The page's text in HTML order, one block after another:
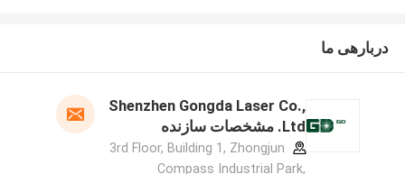
دربارهی ما
Shenzhen Gongda Laser Co.,
Ltd. مشخصات سازنده
3rd Floor, Building 1, Zhongjun
Compass Industrial Park,